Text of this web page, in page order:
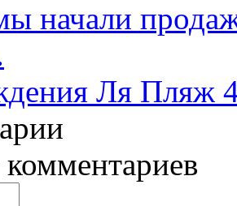
начали
Ля Пляж